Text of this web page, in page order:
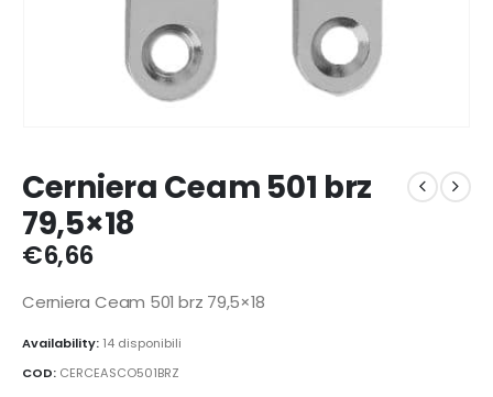
Cerniera Ceam 501 brz
79,5×18
€6,66
Cerniera Ceam 501 brz 79,5×18
Availability: 14 disponibili
COD: CERCEASCO501BRZ